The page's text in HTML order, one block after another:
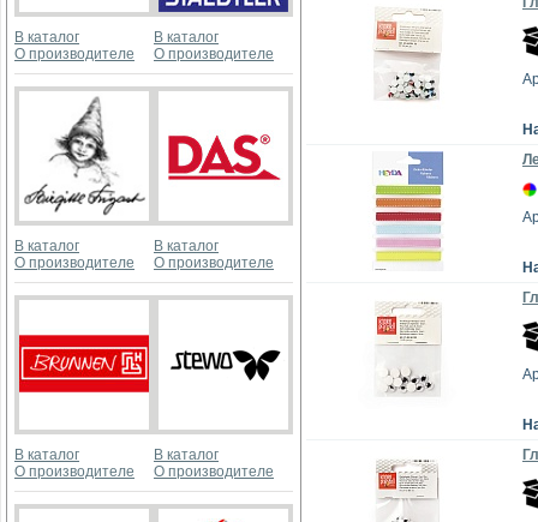
В каталог
О производителе
В каталог
О производителе
В каталог
О производителе
В каталог
О производителе
В каталог
О производителе
В каталог
О производителе